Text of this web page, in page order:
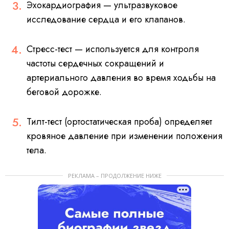
Эхокардиография — ультразвуковое
исследование сердца и его клапанов.
Стресс-тест — используется для контроля
частоты сердечных сокращений и
артериального давления во время ходьбы на
беговой дорожке.
Тилт-тест (ортостатическая проба) определяет
кровяное давление при изменении положения
тела.
РЕКЛАМА – ПРОДОЛЖЕНИЕ НИЖЕ